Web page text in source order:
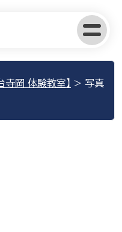
岡 体験教室】 > 写真